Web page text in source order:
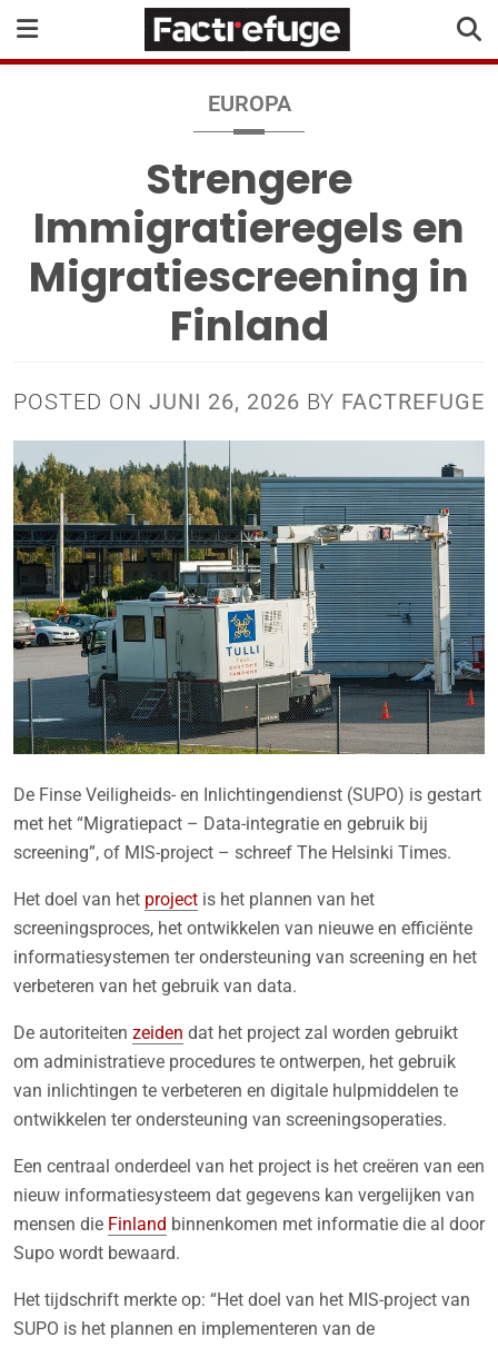
EUROPA
Strengere
Immigratieregels en
Migratiescreening in
Finland
POSTED ON JUNI 26, 2026 BY FACTREFUGE
De Finse Veiligheids- en Inlichtingendienst (SUPO) is gestart
met het “Migratiepact – Data-integratie en gebruik bij
screening”, of MIS-project – schreef The Helsinki Times.
Het doel van het project is het plannen van het
screeningsproces, het ontwikkelen van nieuwe en efficiënte
informatiesystemen ter ondersteuning van screening en het
verbeteren van het gebruik van data.
De autoriteiten zeiden dat het project zal worden gebruikt
om administratieve procedures te ontwerpen, het gebruik
van inlichtingen te verbeteren en digitale hulpmiddelen te
ontwikkelen ter ondersteuning van screeningsoperaties.
Een centraal onderdeel van het project is het creëren van een
nieuw informatiesysteem dat gegevens kan vergelijken van
mensen die Finland binnenkomen met informatie die al door
Supo wordt bewaard.
Het tijdschrift merkte op: “Het doel van het MIS-project van
SUPO is het plannen en implementeren van de